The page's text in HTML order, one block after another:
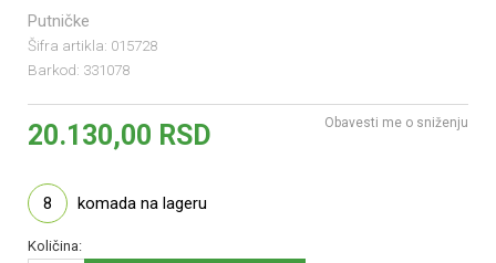
Putničke
Šifra artikla: 015728
Barkod: 331078
20.130,00 RSD Obavesti me o sniženju
8 komada na lageru
Količina: